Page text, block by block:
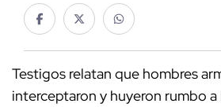
Testigos relatan que hombres
interceptaron y huyeron rumbo a